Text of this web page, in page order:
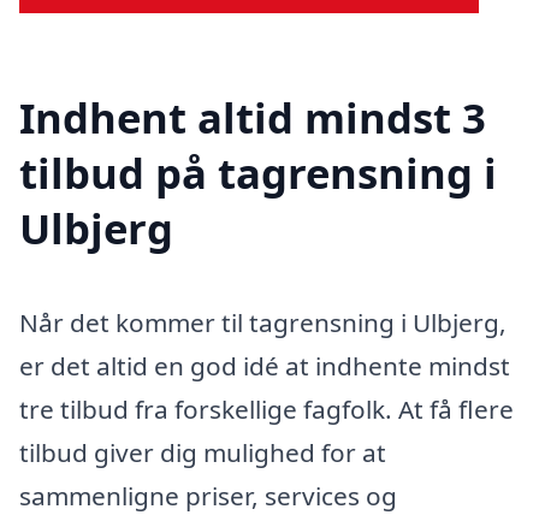
Indhent altid mindst 3
tilbud på tagrensning i
Ulbjerg
Når det kommer til tagrensning i Ulbjerg,
er det altid en god idé at indhente mindst
tre tilbud fra forskellige fagfolk. At få flere
tilbud giver dig mulighed for at
sammenligne priser, services og